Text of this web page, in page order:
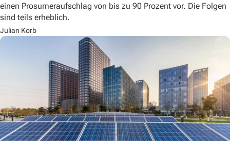
einen Prosumeraufschlag von bis zu 90 Prozent vor. Die Folgen
sind teils erheblich.
Julian Korb